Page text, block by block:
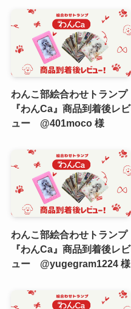
わんこ部絵合わせトランプ
『わんCa』商品到着後レビ
ュー @401moco 様
わんこ部絵合わせトランプ
『わんCa』商品到着後レビ
ュー @yugegram1224 様